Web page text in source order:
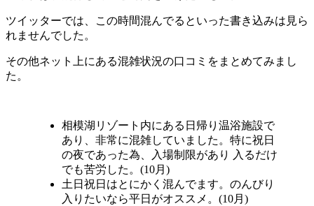
ツイッターでは、この時間混んでるといった書き込みは見ら
れませんでした。
その他ネット上にある混雑状況の口コミをまとめてみまし
た。
相模湖リゾート内にある日帰り温浴施設で
あり、非常に混雑していました。特に祝日
の夜であった為、入場制限があり 入るだけ
でも苦労した。(10月)
土日祝日はとにかく混んでます。のんびり
入りたいなら平日がオススメ。(10月)